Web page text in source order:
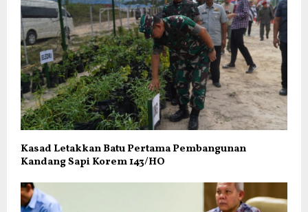
Kasad Letakkan Batu Pertama Pembangunan
Kandang Sapi Korem 143/HO